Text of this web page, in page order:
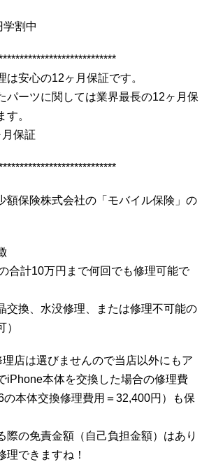
割中
は安心の12ヶ月保証です。
パーツに関しては業界最長の12ヶ月保
。
保証
額保険株式会社の「モバイル保険」の
合計10万円まで何回でも修理可能で
交換、水没修理、または修理不可能の
店は選びませんので当店以外にもア
iPhone本体を交換した場合の修理費
の本体交換修理費用＝32,400円）も保
際の免責金額（自己負担金額）はあり
理できますね！